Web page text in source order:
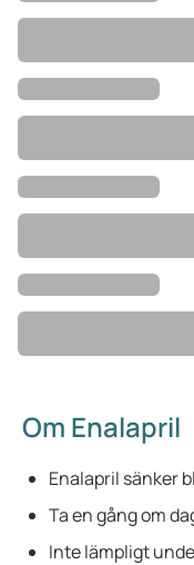
Om Enalapril
Enalapril sänker
Ta en gång om
Inte lämpligt